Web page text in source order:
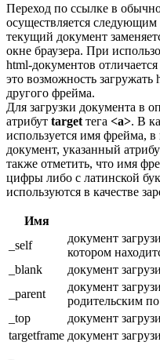
Переход по ссылке в
осуществляется
текущий документ
окне браузера. При
html-документов
это возможность
другого фрейма.
Для загрузки документа в
атрибут target тега <a>. В
используется имя фрейма, в
документ, указанный
также отметить, что имя
цифры либо с латинской
используются в качестве
Имя
_self
документ
котором
_blank
документ
_parent
документ
родительским
_top
документ
targetframe документ